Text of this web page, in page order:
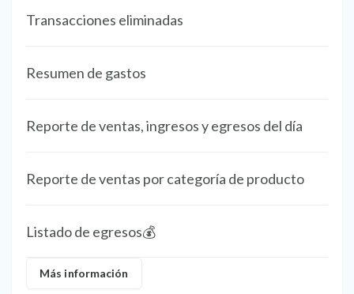
Transacciones eliminadas
Resumen de gastos
Reporte de ventas, ingresos y egresos del día
Reporte de ventas por categoría de producto
Listado de egresos💰
Más información